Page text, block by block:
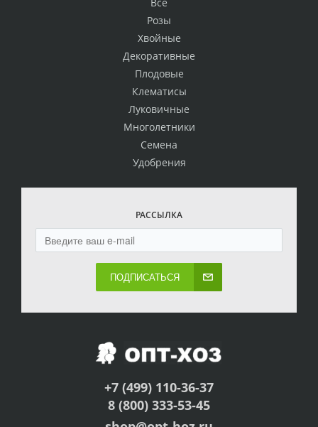
Розы
Хвойные
Декоративные
Плодовые
Клематисы
Луковичные
Многолетники
Семена
Удобрения
РАССЫЛКА
ПОДПИСАТЬСЯ
+7 (499) 110-36-37
8 (800) 333-53-45